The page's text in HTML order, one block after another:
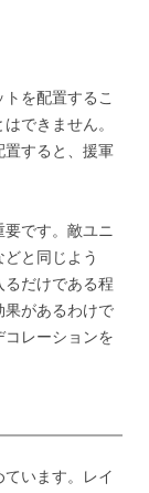
を配置するこ
できません。
置すると、援軍
です。敵ユニ
と同じよう
だけである程
果があるわけで
レーションを
ています。レイ